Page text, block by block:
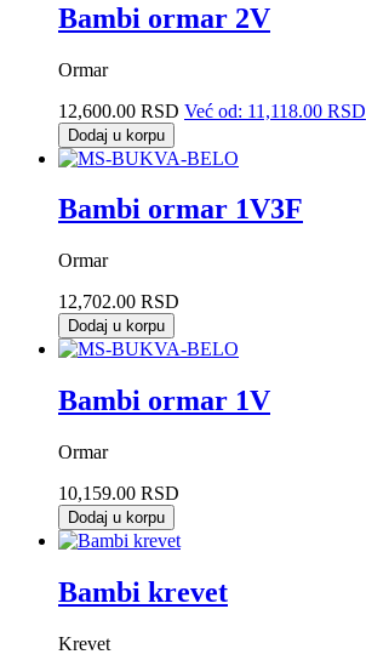
Bambi ormar 2V
Ormar
12,600.00 RSD Već od: 11,118.00 RSD
Dodaj u korpu
Bambi ormar 1V3F
Ormar
12,702.00 RSD
Dodaj u korpu
Bambi ormar 1V
Ormar
10,159.00 RSD
Dodaj u korpu
Bambi krevet
Krevet